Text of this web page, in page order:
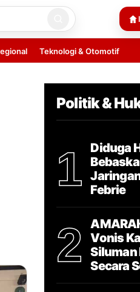
Teknologi & Otomotif
Politik &
1
Diduga
Febrie
2
Vonis
Secara